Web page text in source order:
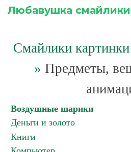
Любавушка смайлики
Смайлики
» Предметы,
Воздушные шарики
Деньги и золото
Книги